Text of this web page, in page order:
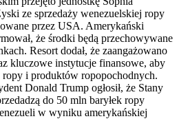
ze sprzedaży wenezuelskiej ropy
przez USA. Amerykański
że środki będą przechowywane
Resort dodał, że zaangażowano
kluczowe instytucje finansowe, aby
ropy i produktów ropopochodnych.
Donald Trump ogłosił, że Stany
do 50 mln baryłek ropy
w wyniku amerykańskiej